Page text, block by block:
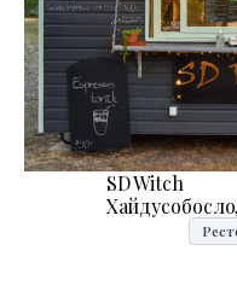
SD Witch